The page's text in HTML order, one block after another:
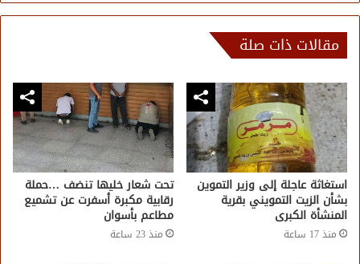
مقالات ذات صلة
استغاثة عاجلة إلى وزير التموين
بشأن الزيت التمويني بقرية
المنشأة الكبرى
منذ 17 ساعة
تحت شعار خليها تنضف …حملة
رقابية مكبرة أسفرت عن تشميع
مطاعم بأسوان
منذ 23 ساعة